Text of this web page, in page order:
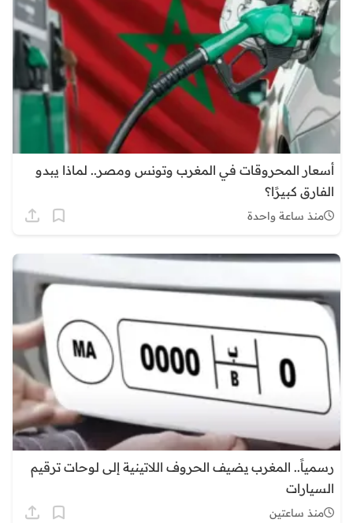
أسعار المحروقات في المغرب وتونس ومصر.. لماذا يبدو
الفارق كبيرًا؟
منذ ساعة واحدة
رسمياً.. المغرب يضيف الحروف اللاتينية إلى لوحات ترقيم
السيارات
منذ ساعتين